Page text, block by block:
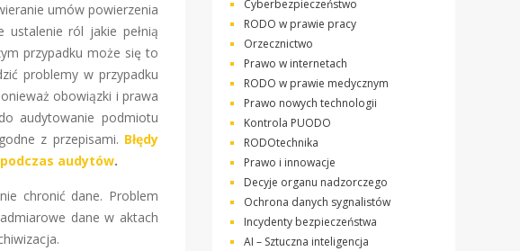
umów powierzenia
ustalenie ról jakie pełnią
przypadku może się to
problemy w przypadku
obowiązki i prawa
audytowanie podmiotu
z przepisami. Błędy
audytów.
chronić dane. Problem
dane w aktach
Cyberbezpieczeństwo
RODO w prawie pracy
Orzecznictwo
Prawo w internetach
RODO w prawie medycznym
Prawo nowych technologii
Kontrola PUODO
RODOtechnika
Prawo i innowacje
Decyje organu nadzorczego
Ochrona danych sygnalistów
Incydenty bezpieczeństwa
AI – Sztuczna inteligencja